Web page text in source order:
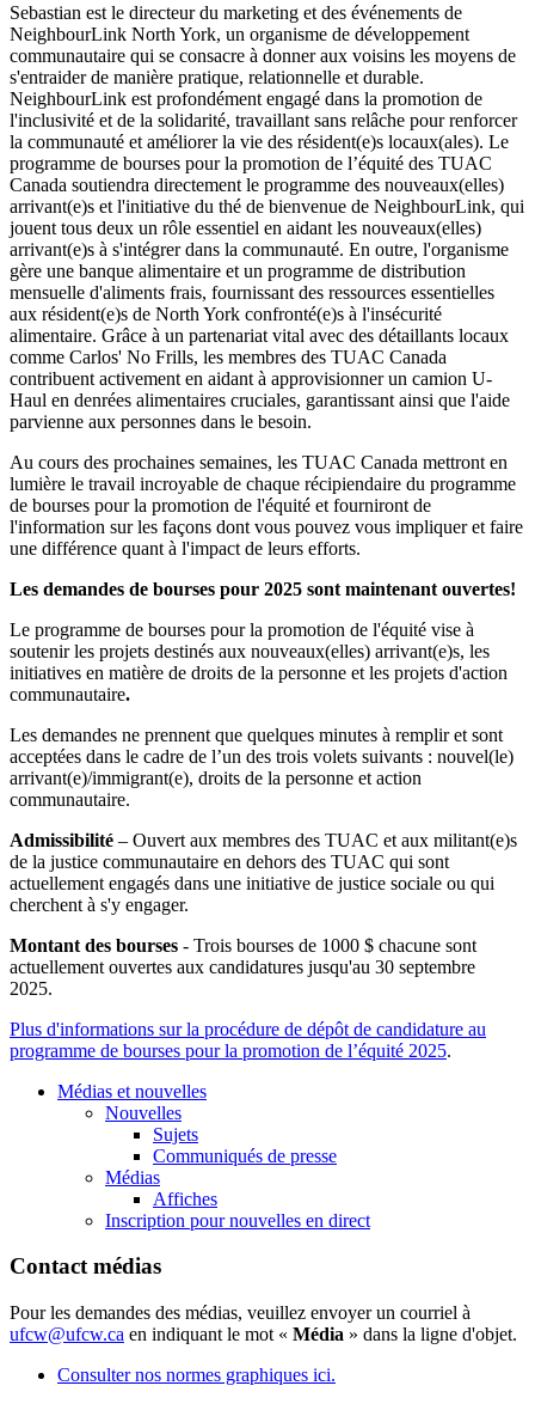
Sebastian est le directeur du marketing et des événements de
NeighbourLink North York, un organisme de développement
communautaire qui se consacre à donner aux voisins les moyens de
s'entraider de manière pratique, relationnelle et durable.
NeighbourLink est profondément engagé dans la promotion de
l'inclusivité et de la solidarité, travaillant sans relâche pour renforcer
la communauté et améliorer la vie des résident(e)s locaux(ales). Le
programme de bourses pour la promotion de l’équité des TUAC
Canada soutiendra directement le programme des nouveaux(elles)
arrivant(e)s et l'initiative du thé de bienvenue de NeighbourLink, qui
jouent tous deux un rôle essentiel en aidant les nouveaux(elles)
arrivant(e)s à s'intégrer dans la communauté. En outre, l'organisme
gère une banque alimentaire et un programme de distribution
mensuelle d'aliments frais, fournissant des ressources essentielles
aux résident(e)s de North York confronté(e)s à l'insécurité
alimentaire. Grâce à un partenariat vital avec des détaillants locaux
comme Carlos' No Frills, les membres des TUAC Canada
contribuent activement en aidant à approvisionner un camion U-
Haul en denrées alimentaires cruciales, garantissant ainsi que l'aide
parvienne aux personnes dans le besoin.
Au cours des prochaines semaines, les TUAC Canada mettront en
lumière le travail incroyable de chaque récipiendaire du programme
de bourses pour la promotion de l'équité et fourniront de
l'information sur les façons dont vous pouvez vous impliquer et faire
une différence quant à l'impact de leurs efforts.
Les demandes de bourses pour 2025 sont maintenant ouvertes!
Le programme de bourses pour la promotion de l'équité vise à
soutenir les projets destinés aux nouveaux(elles) arrivant(e)s, les
initiatives en matière de droits de la personne et les projets d'action
communautaire.
Les demandes ne prennent que quelques minutes à remplir et sont
acceptées dans le cadre de l’un des trois volets suivants : nouvel(le)
arrivant(e)/immigrant(e), droits de la personne et action
communautaire.
Admissibilité – Ouvert aux membres des TUAC et aux militant(e)s
de la justice communautaire en dehors des TUAC qui sont
actuellement engagés dans une initiative de justice sociale ou qui
cherchent à s'y engager.
Montant des bourses - Trois bourses de 1000 $ chacune sont
actuellement ouvertes aux candidatures jusqu'au 30 septembre
2025.
Plus d'informations sur la procédure de dépôt de candidature au
programme de bourses pour la promotion de l’équité 2025.
Médias et nouvelles
Nouvelles
Sujets
Communiqués de presse
Médias
Affiches
Inscription pour nouvelles en direct
Contact médias
Pour les demandes des médias, veuillez envoyer un courriel à
ufcw@ufcw.ca en indiquant le mot « Média » dans la ligne d'objet.
Consulter nos normes graphiques ici.